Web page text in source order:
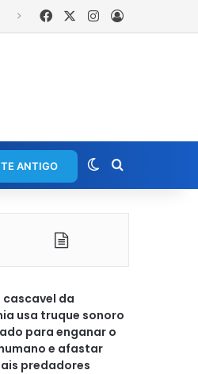
FacebookInstagram
ANTIGO Switch skin
cascavel da
usa truque sonoro
para enganar o
e afastar
predadores